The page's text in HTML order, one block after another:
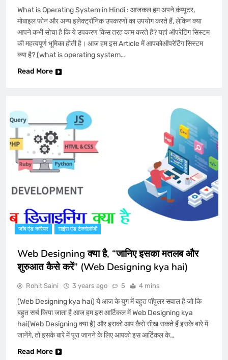
What is Operating System in Hindi : आजकल हम अपने कंप्यूटर,
मोबाइल फोन और अन्य इलेक्ट्रॉनिक उपकरणों का उपयोग करते हैं, लेकिन क्या
आपने कभी सोचा है कि ये उपकरण किस तरह काम करते हैं? यहां ऑपरेटिंग सिस्टम
की महत्वपूर्ण भूमिका होती है। आज हम इस Article में आपकोऑपरेटिंग सिस्टम
क्या है? (what is operating system…
Read More
जॉब एंड करियर साइंस एंड टेक्नोलॉजी
Web Designing क्या है, “जानिए इसका मतलब और
शुरुआत कैसे करें” (Web Designing kya hai)
Rohit Saini 3 years ago 5 4 mins
(Web Designing kya hai) ये आज के युग में बहुत पॉपुलर सवाल है जो कि
बहुत सर्च किया जाता है आज हम इस आर्टिकल में Web Designing kya
hai(Web Designing क्या है) और इसको आप कैसे सीख सकते हैं इसके बारे में
जानेंगे, तो इसके बारे में पूरा जानने के लिए आपको इस आर्टिकल के…
Read More